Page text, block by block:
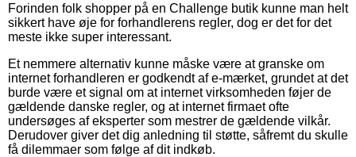
Forinden folk shopper på en Challenge butik kunne man helt
sikkert have øje for forhandlerens regler, dog er det for det
meste ikke super interessant.
Et nemmere alternativ kunne måske være at granske om
internet forhandleren er godkendt af e-mærket, grundet at det
burde være et signal om at internet virksomheden føjer de
gældende danske regler, og at internet firmaet ofte
undersøges af eksperter som mestrer de gældende vilkår.
Derudover giver det dig anledning til støtte, såfremt du skulle
få dilemmaer som følge af dit indkøb.